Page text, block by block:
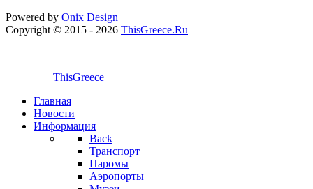
Powered by Onix Design
Copyright © 2015 - 2026 ThisGreece.Ru
ThisGreece
Главная
Новости
Информация
Back
Транспорт
Паромы
Аэропорты